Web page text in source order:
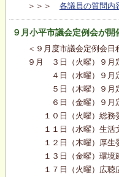
＞＞＞ 各議員の質問内
９月小平市議会定例会が開
＜９月度市議会定例会日
９月 ３日（火曜）９月
４日（水曜）９月定
５日（木曜）９月定
６日（金曜）９月定
１０日（火曜）総務
１１日（水曜）生活
１２日（木曜）厚生
１３日（金曜）環境
１７日（火曜）広聴